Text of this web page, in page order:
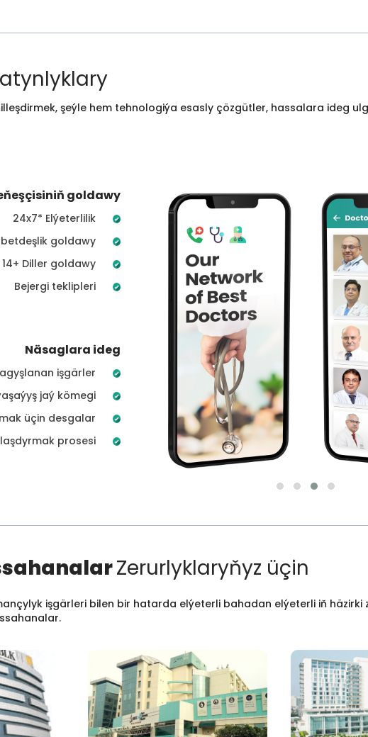
şeýle hem tehnologiýa esasly çözgütler, hassalara ideg
goldawy
24x7* Elýeterlilik
goldawy
14+ Diller goldawy
Bejergi teklipleri
Näsaglara ideg
işgärler
jaý kömegi
üçin desgalar
prosesi
Zerurlyklaryňyz üçin
işgärleri bilen bir hatarda elýeterli bahadan elýeterli iň häzirki